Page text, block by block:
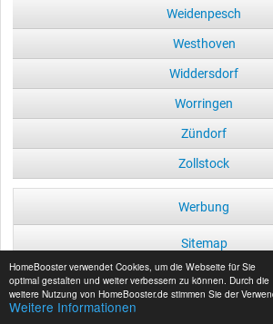
HomeBooster verwendet Cookies, um die Webseite für Sie
optimal gestalten und weiter verbessern zu können. Durch die
weitere Nutzung von HomeBooster.de stimmen Sie der
Weitere Informationen
Weidenpesch
Westhoven
Widdersdorf
Worringen
Zündorf
Zollstock
Werbung
Sitemap
Datenschutz